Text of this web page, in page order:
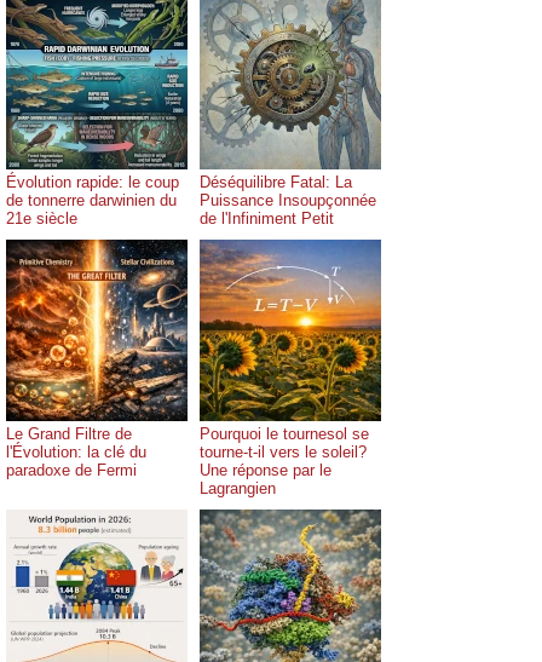
Évolution rapide: le coup
de tonnerre darwinien du
21e siècle
Déséquilibre Fatal: La
Puissance Insoupçonnée
de l'Infiniment Petit
Le Grand Filtre de
l'Évolution: la clé du
paradoxe de Fermi
Pourquoi le tournesol se
tourne-t-il vers le soleil?
Une réponse par le
Lagrangien